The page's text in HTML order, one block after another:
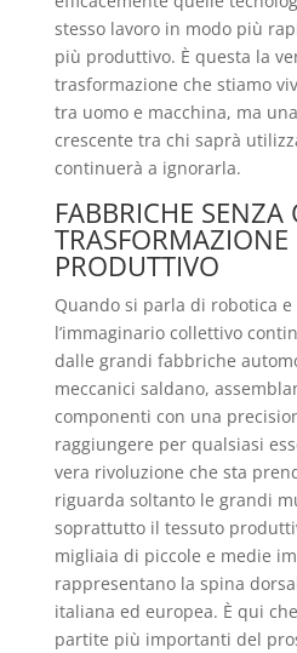
stesso lavoro in modo più
più produttivo. È questa la
trasformazione che stiamo
tra uomo e macchina, ma
crescente tra chi saprà
continuerà a ignorarla.
FABBRICHE SENZA
TRASFORMAZIONE
PRODUTTIVO
Quando si parla di robotica
l’immaginario collettivo
dalle grandi fabbriche
meccanici saldano,
componenti con una
raggiungere per qualsiasi
vera rivoluzione che sta
riguarda soltanto le grandi
soprattutto il tessuto
migliaia di piccole e medie
rappresentano la spina
italiana ed europea. È qui
partite più importanti del